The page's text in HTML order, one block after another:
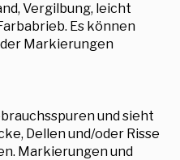
Vergilbung, leicht
Es können
Markierungen
und sieht
Dellen und/oder Risse
Markierungen und